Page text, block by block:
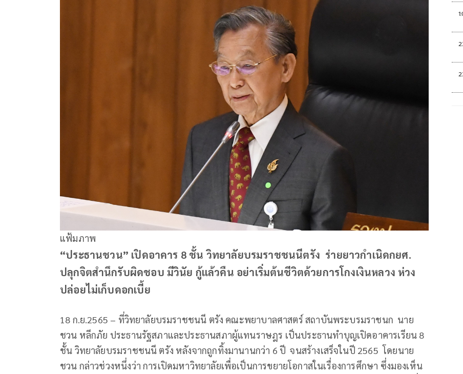
แฟ้มภาพ
“ประธานชวน” เปิดอาคาร 8 ชั้น วิทยาลัยบรมราชชนนีตรัง ร่ายยาวกำเนิดกยศ.
ปลุกจิตสำนึกรับผิดชอบ มีวินัย กู้แล้วคืน อย่าเริ่มต้นชีวิตด้วยการโกงเงินหลวง ห่วง
ปล่อยไม่เก็บดอกเบี้ย
18 ก.ย.2565 – ที่วิทยาลัยบรมราชชนนี ตรัง คณะพยาบาลศาสตร์ สถาบันพระบรมราชนก นาย
ชวน หลีกภัย ประธานรัฐสภาและประธานสภาผู้แทนราษฎร เป็นประธานทำบุญเปิดอาคารเรียน 8
ชั้น วิทยาลัยบรมราชชนนี ตรัง หลังจากถูกทิ้งมานานกว่า 6 ปี จนสร้างเสร็จในปี 2565 โดยนาย
ชวน กล่าวช่วงหนึ่งว่า การเปิดมหาวิทยาลัยเพื่อเป็นการขยายโอกาสในเรื่องการศึกษา ซึ่งมองเห็น